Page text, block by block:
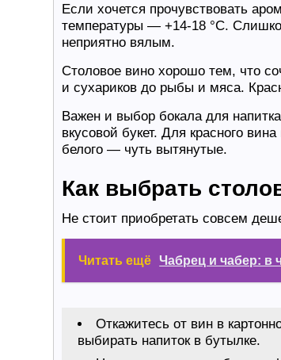
Если хочется прочувствовать
температуры — +14-18 °С.
неприятно вялым.
Столовое вино хорошо тем, что
и сухариков до рыбы и мяса.
Важен и выбор бокала для
вкусовой букет. Для красного
белого — чуть вытянутые.
Как выбрать
Не стоит приобретать совсем
Читать ещё Чабрец и чабер: в
Откажитесь от вин в
выбирать напиток в бутылке.